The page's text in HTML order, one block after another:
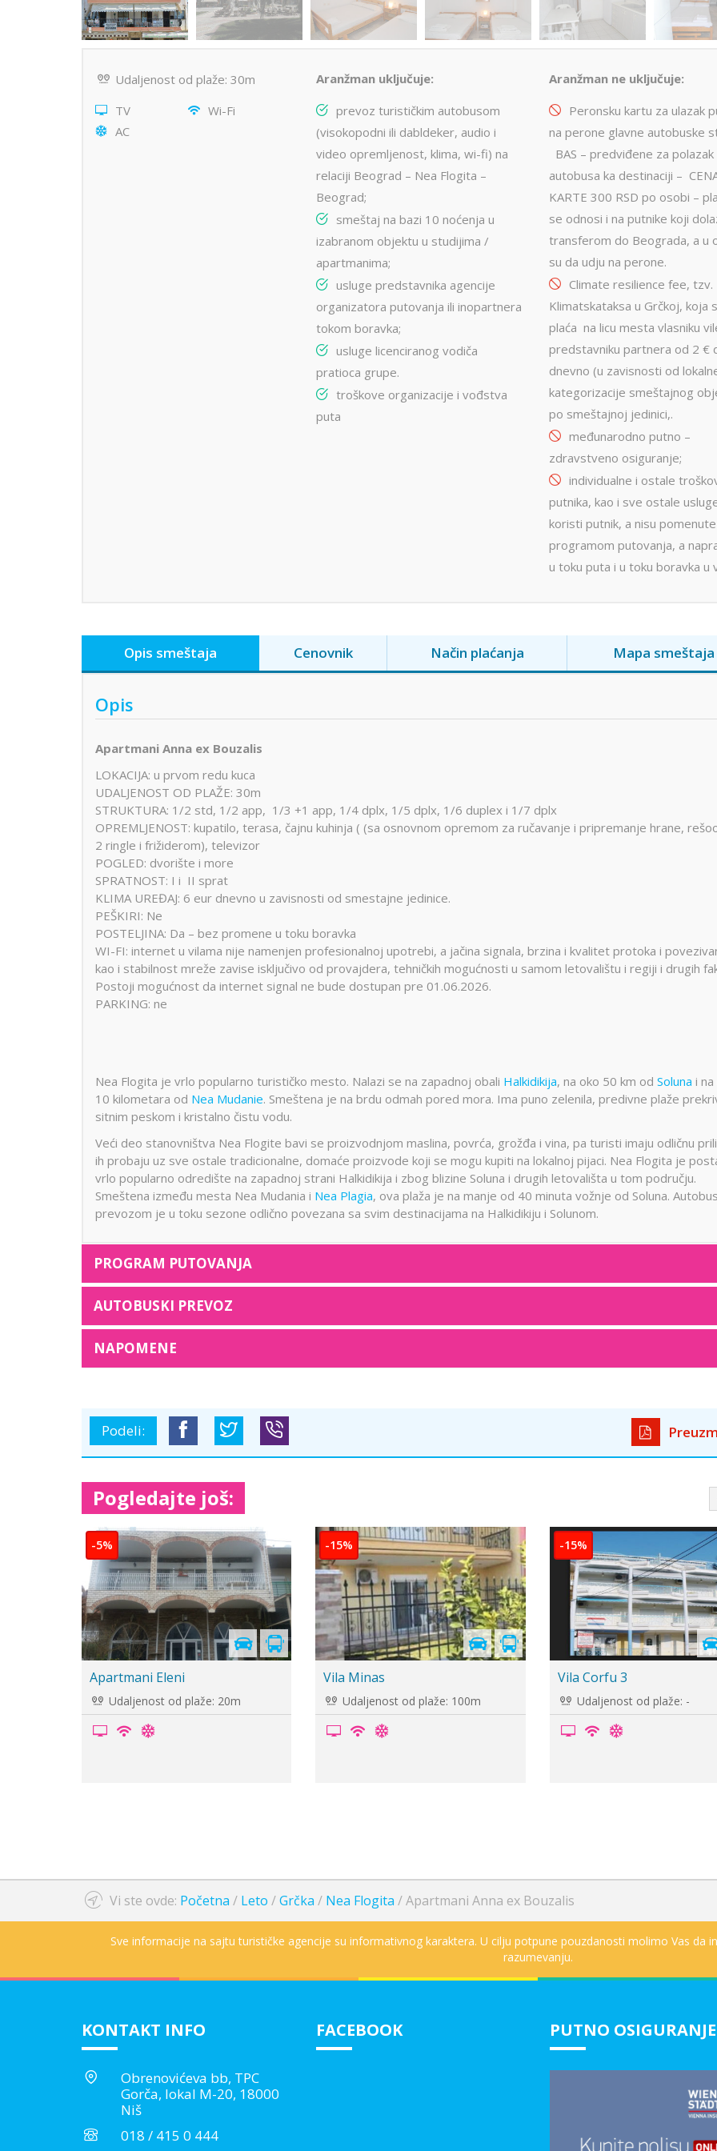
Udaljenost od plaže: 30m
TV
Wi-Fi
AC
Aranžman uključuje:
prevoz turističkim autobusom
(visokopodni ili dabldeker, audio i
video opremljenost, klima, wi-fi) na
relaciji Beograd – Nea Flogita –
Beograd;
smeštaj na bazi 10 noćenja u
izabranom objektu u studijima /
apartmanima;
usluge predstavnika agencije
organizatora putovanja ili inopartnera
tokom boravka;
usluge licenciranog vodiča
pratioca grupe.
troškove organizacije i vođstva
puta
Aranžman ne uključuje:
Peronsku kartu za ulazak
na perone glavne autobuske
BAS – predviđene za polazak
autobusa ka destinaciji –
KARTE 300 RSD po osobi –
se odnosi i na putnike koji
transferom do Beograda, a u
su da udju na perone.
Climate resilience fee, tzv.
Klimatskataksa u Grčkoj, koja
plaća na licu mesta vlasniku
predstavniku partnera od 2 €
dnevno (u zavisnosti od
kategorizacije smeštajnog
po smeštajnoj jedinici,.
međunarodno putno –
zdravstveno osiguranje;
individualne i ostale
putnika, kao i sve ostale
koristi putnik, a nisu pomenute
programom putovanja, a
u toku puta i u toku boravka u
Opis smeštaja Cenovnik Način plaćanja Mapa smeštaja
Opis
Apartmani Anna ex Bouzalis
LOKACIJA: u prvom redu kuca
UDALJENOST OD PLAŽE: 30m
STRUKTURA: 1/2 std, 1/2 app, 1/3 +1 app, 1/4 dplx, 1/5 dplx, 1/6 duplex i 1/7 dplx
OPREMLJENOST: kupatilo, terasa, čajnu kuhinja ( (sa osnovnom opremom za ručavanje i pripremanje hrane,
2 ringle i frižiderom), televizor
POGLED: dvorište i more
SPRATNOST: I i II sprat
KLIMA UREĐAJ: 6 eur dnevno u zavisnosti od smestajne jedinice.
PEŠKIRI: Ne
POSTELJINA: Da – bez promene u toku boravka
WI-FI: internet u vilama nije namenjen profesionalnoj upotrebi, a jačina signala, brzina i kvalitet protoka i
kao i stabilnost mreže zavise isključivo od provajdera, tehničkih mogućnosti u samom letovalištu i regiji i drugih
Postoji mogućnost da internet signal ne bude dostupan pre 01.06.2026.
PARKING: ne
Nea Flogita je vrlo popularno turističko mesto. Nalazi se na zapadnoj obali Halkidikija, na oko 50 km od Soluna i
10 kilometara od Nea Mudanie. Smeštena je na brdu odmah pored mora. Ima puno zelenila, predivne plaže
sitnim peskom i kristalno čistu vodu.
Veći deo stanovništva Nea Flogite bavi se proizvodnjom maslina, povrća, grožđa i vina, pa turisti imaju odličnu
ih probaju uz sve ostale tradicionalne, domaće proizvode koji se mogu kupiti na lokalnoj pijaci. Nea Flogita je
vrlo popularno odredište na zapadnoj strani Halkidikija i zbog blizine Soluna i drugih letovališta u tom području.
Smeštena između mesta Nea Mudania i Nea Plagia, ova plaža je na manje od 40 minuta vožnje od Soluna.
prevozom je u toku sezone odlično povezana sa svim destinacijama na Halkidikiju i Solunom.
PROGRAM PUTOVANJA
AUTOBUSKI PREVOZ
NAPOMENE
Podeli:
Pogledajte još:
Cenovnik je
u pripremi
Vila Ola Kala
Udaljenost od plaže: 50m
Vila Elena
Udaljenost od plaže: 90m
-5%
Vila Zorbas
Udaljenost od plaže: -
Vi ste ovde: Početna / Leto /Grčka / Nea Flogita /Apartmani Anna ex Bouzalis
Sve informacije na sajtu turističke agencije su informativnog karaktera. U cilju potpune pouzdanosti molimo Vas da
razumevanju.
KONTAKT INFO
Obrenovićeva bb, TPC
Gorča, lokal M-20, 18000
Niš
018 / 415 0 444
FACEBOOK PUTNO OSIGURANJE